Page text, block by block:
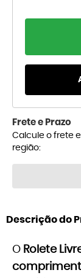
Frete e Prazo
Calcule o frete
região:
Descrição do
O Rolete